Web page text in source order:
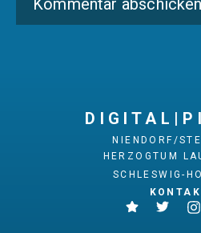
D I G I T A L | P
NIENDORF/
HERZOGTUM
SCHLESWIG-